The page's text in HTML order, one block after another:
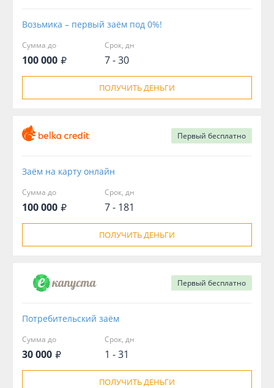
Возьмика – первый заём под 0%!
Сумма до
100 000
Срок, дн
7 - 30
ПОЛУЧИТЬ ДЕНЬГИ
Первый бесплатно
Заём на карту онлайн
Сумма до
100 000
Срок, дн
7 - 181
ПОЛУЧИТЬ ДЕНЬГИ
Первый бесплатно
Потребительский заём
Сумма до
30 000
Срок, дн
1 - 31
ПОЛУЧИТЬ ДЕНЬГИ